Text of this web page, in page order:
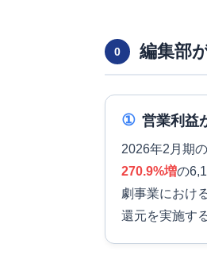
0 編集部
① 営業利益
2026年2月期
270.9%増の
劇事業におけ
還元を実施す